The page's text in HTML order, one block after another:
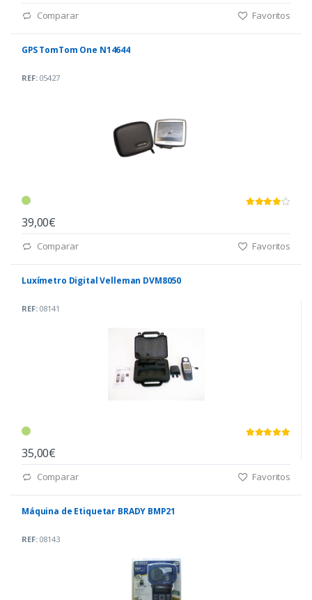
Comparar Favoritos
GPS TomTom One N14644
REF:05427
39,00€
Comparar Favoritos
Luxímetro Digital Velleman DVM8050
REF:08141
35,00€
Comparar Favoritos
Máquina de Etiquetar BRADY BMP21
REF:08143